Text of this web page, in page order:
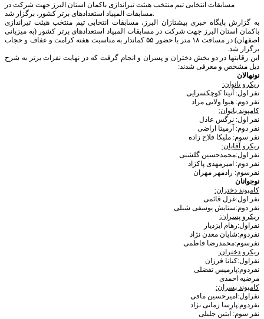
مسابقات انتخابی تیم منتخب هیئت تیراندازی باکمان استان البرز جهت شرکت در
مسابقات المپیاد استعدادهای برتر کشور، برگزار شد.
به گزارش پایگاه خبری پیشتازان البرز، مسابقات انتخابی تیم منتخب هیئت تیراندازی
باکمان استان البرز جهت شرکت در مسابقات المپیاد استعدادهای برتر کشور (به میزبانی
اصفهان) در مسافت ۱۸ متر با حضور ۵۵ کماندار به مناسبت هفته کرامت و عفاف و حجاب
برگزار شد.
این رقابتها در دو بخش دختران و پسران و انجام گرفت که در نهایت نفرات برتر به شرح
ذیل مشخص و معرفی شدند:
نونهالان
ریکرو بانوان:
نفر اول: آنیتا کوچکسرایی
نفر دوم: هیوا ولایی مراد
کامپوند بانوان:
نفر اول: نرگس عادل
نفر دوم: آرمیتا اراضی
نفر سوم: ملیکا فلاح زاده
ریکرو آقایان:
نفر اول:محمدحسین گلشنی
نفر دوم: امیرمهدی پاکزاد
نفرسوم: رادمهر مهران
نوجوانان
کامپوند دختران:
نفر اول:غزل قائمی
نفر دوم:ستایش یوسفی شبلی
ریکرو پسران:
نفراول:رهام ایزدیار
نفردوم:شایان معدن نژاد
نفرسوم:محمدرضا فاطمی
ریکرو دختران:
نفراول:کیانا فرزان
نفردوم:پارمیس تفضلی
مرضیه احمدی
کامپوند پسران:
نفراول:امیرحسین مافی
نفردوم:پارسا زمانی نژاد
نفر سوم: آبتین جلیلی